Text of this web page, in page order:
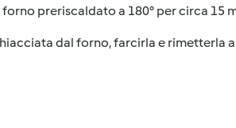
preriscaldato a 180° per circa 15
dal forno, farcirla e rimetterla